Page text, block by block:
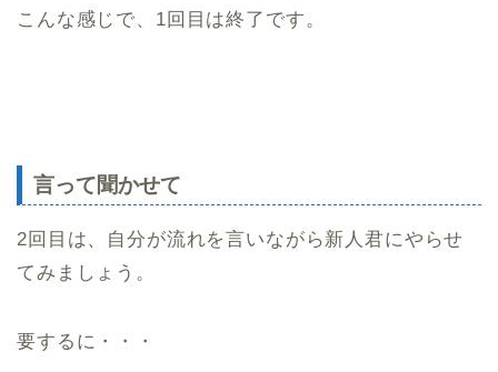
こんな感じで、1回目は終了です。
言って聞かせて
2回目は、自分が流れを言いながら新人君にやらせ
てみましょう。
要するに・・・